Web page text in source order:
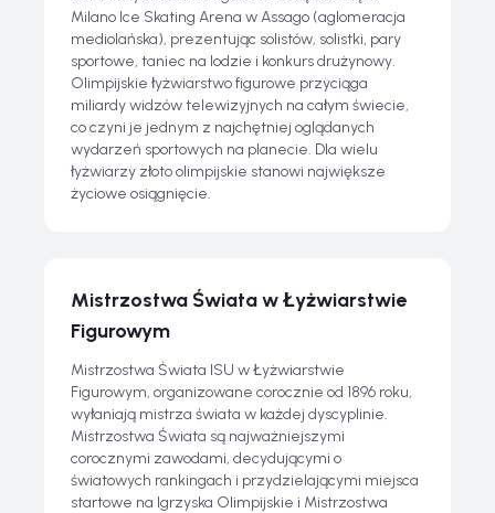
Milano Ice Skating Arena w Assago (aglomeracja
mediolańska), prezentując solistów, solistki, pary
sportowe, taniec na lodzie i konkurs drużynowy.
Olimpijskie łyżwiarstwo figurowe przyciąga
miliardy widzów telewizyjnych na całym świecie,
co czyni je jednym z najchętniej oglądanych
wydarzeń sportowych na planecie. Dla wielu
łyżwiarzy złoto olimpijskie stanowi największe
życiowe osiągnięcie.
Mistrzostwa Świata w Łyżwiarstwie
Figurowym
Mistrzostwa Świata ISU w Łyżwiarstwie
Figurowym, organizowane corocznie od 1896 roku,
wyłaniają mistrza świata w każdej dyscyplinie.
Mistrzostwa Świata są najważniejszymi
corocznymi zawodami, decydującymi o
światowych rankingach i przydzielającymi miejsca
startowe na Igrzyska Olimpijskie i Mistrzostwa